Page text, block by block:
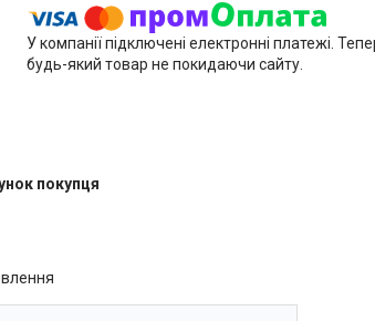
У компанії підключені електронні платежі.
будь-який товар не покидаючи сайту.
покупця